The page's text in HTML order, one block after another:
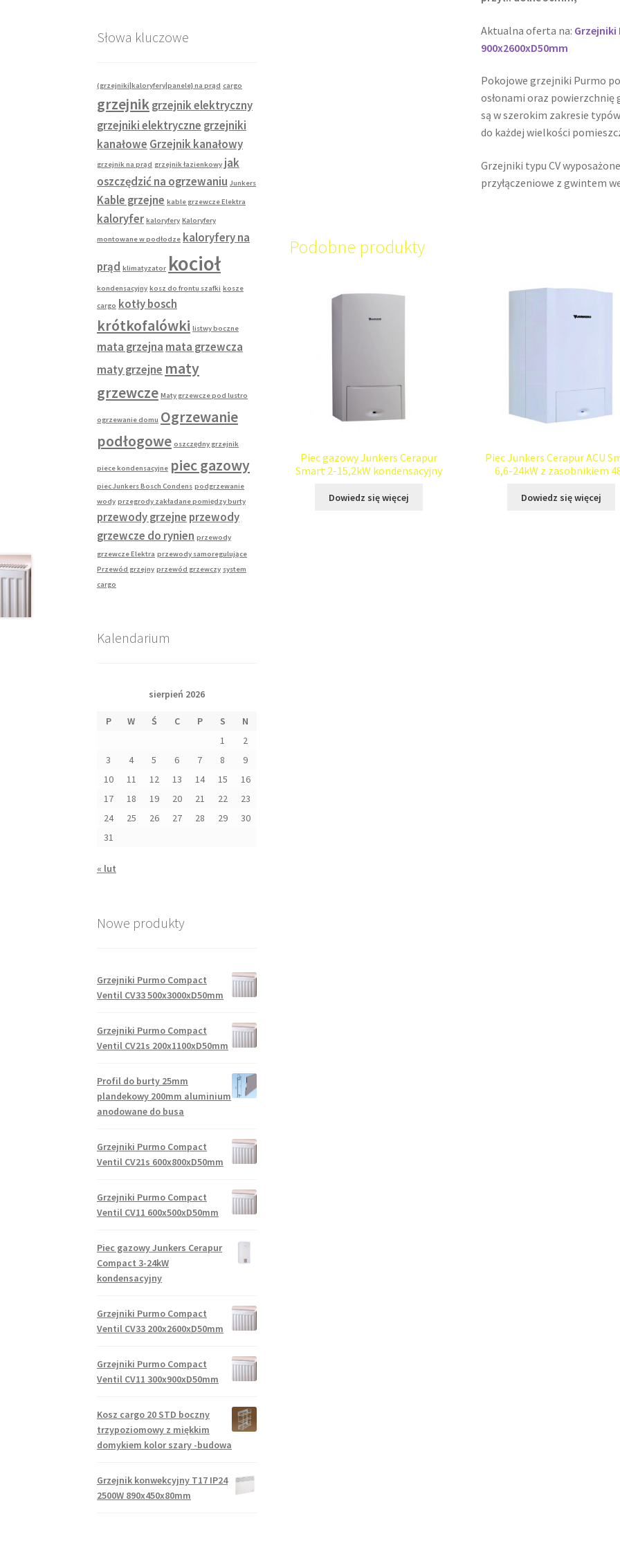
Aktualna oferta na: Grzejniki
900x2600xD50mm
Pokojowe grzejniki Purmo
osłonami oraz
są w szerokim zakresie
do każdej wielkości
Grzejniki typu CV
przyłączeniowe z gwintem
Podobne produkty
Piec gazowy Junkers Cerapur
Smart 2-15,2kW kondensacyjny
Dowiedz się więcej
Piec Junkers Cerapur ACU
6,6-24kW z zasobnikiem
Dowiedz się więcej
Słowa kluczowe
(grzejniki|kaloryfery|panele} na prąd cargo
grzejnikgrzejnik elektryczny
grzejniki elektryczne grzejniki
kanałowe Grzejnik kanałowy
grzejnik na prąd grzejnik łazienkowy jak
oszczędzić na ogrzewaniu Junkers
Kable grzejne kable grzewcze Elektra
kaloryfer kaloryfery Kaloryfery
montowane w podłodze kaloryfery na
prąd klimatyzator kocioł
kondensacyjny kosz do frontu szafki kosze
cargo kotły bosch
krótkofalówki listwy boczne
mata grzejna mata grzewcza
maty grzejne maty
grzewcze Maty grzewcze pod lustro
ogrzewanie domu Ogrzewanie
podłogowe oszczędny grzejnik
piece kondensacyjne piec gazowy
piec Junkers Bosch Condens podgrzewanie
wody przegrody zakładane pomiędzy burty
przewody grzejne przewody
grzewcze do rynien przewody
grzewcze Elektra przewody samoregulujące
Przewód grzejny przewód grzewczy system
cargo
Kalendarium
sierpień 2026
P W Ś C P S
N
1
2
3
4 5 6 7 8
9
10
11 12 13 14 15
16
17
18 19 20 21 22
23
24
25 26 27 28 29
30
31
« lut
Nowe produkty
Grzejniki Purmo Compact
Ventil CV33 500x3000xD50mm
Grzejniki Purmo Compact
Ventil CV21s 200x1100xD50mm
Profil do burty 25mm
plandekowy 200mm aluminium
anodowane do busa
Grzejniki Purmo Compact
Ventil CV21s 600x800xD50mm
Grzejniki Purmo Compact
Ventil CV11 600x500xD50mm
Piec gazowy Junkers Cerapur
Compact 3-24kW
kondensacyjny
Grzejniki Purmo Compact
Ventil CV33 200x2600xD50mm
Grzejniki Purmo Compact
Ventil CV11 300x900xD50mm
Kosz cargo 20 STD boczny
trzypoziomowy z miękkim
domykiem kolor szary -budowa
Grzejnik konwekcyjny T17 IP24
2500W 890x450x80mm